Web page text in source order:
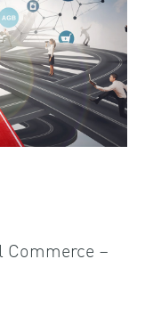
Commerce –